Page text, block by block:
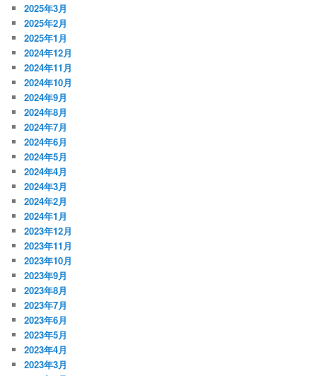
2025年3月
2025年2月
2025年1月
2024年12月
2024年11月
2024年10月
2024年9月
2024年8月
2024年7月
2024年6月
2024年5月
2024年4月
2024年3月
2024年2月
2024年1月
2023年12月
2023年11月
2023年10月
2023年9月
2023年8月
2023年7月
2023年6月
2023年5月
2023年4月
2023年3月